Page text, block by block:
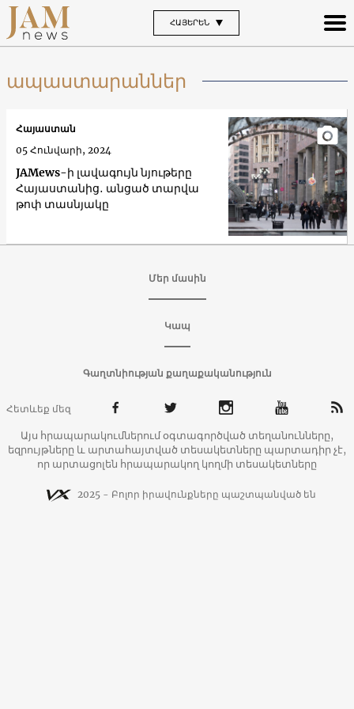
ՀԱՅԵՐԵՆ
ապաստարաններ
JAMews-ի լավագույն նյութերը
Հայաստանից․ անցած տարվա
թոփ տասնյակը
Հայաստան
05 Հունվարի, 2024
Մեր մասին
Կապ
Գաղտնիության քաղաքականություն
Հետևեք մեզ
Այս հրապարակումներում օգտագործված տեղանունները,
եզրույթները և արտահայտված տեսակետները պարտադիր չէ,
որ արտացոլեն հրապարակող կողմի տեսակետները
2025 - Բոլոր իրավունքները պաշտպանված են